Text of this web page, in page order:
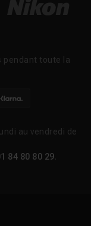
toute la
au vendredi de
84 80 80 29